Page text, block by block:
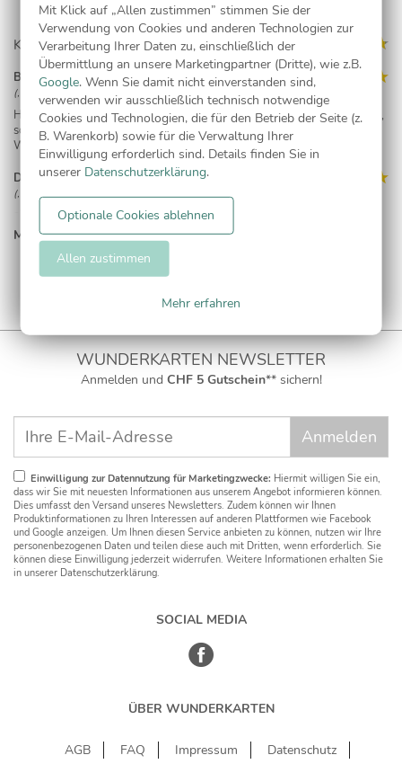
Kundenmeinungen (20)
Barbara Neuner
(, 20.11.23)
Haben jetzt schon das zweite mal Karten bestellt . Eine super Qualität ,
schnelle Lieferung ! Einfach zu empfehlen !!! Genau nach unseren
Wünschen !
Diana Weber
(, 19.10.23)
einfach tolle Karten | super Auswahl an Karten, einfache Änderungen
beim vorgegeben Text, schnelle Lieferung
Carolin Wagner
(, 19.03.23)
Großartige Auswahl | Die Auswahl ist hervorragend, die Gestaltung
Marco Burkart
Geburtstagskarte 60
Anne Thier
(, 23.12.21)
Gute Hinweise und Tipps! Sehr schnelle Lieferung, 1a Qualität
Ludovico Felice
(, 10.12.21)
Super Produkt! Sehr zufrieden mit der Lieferung
Anonym
(, 21.11.21)
MEHR LESEN...
WUNDERKARTEN NEWSLETTER
Anmelden und CHF 5 Gutschein** sichern!
Einwilligung zur Datennutzung für Marketingzwecke: Hiermit willigen Sie ein,
dass wir Sie mit neuesten Informationen aus unserem Angebot informieren können.
Dies umfasst den Versand unseres Newsletters. Zudem können wir Ihnen
Produktinformationen zu Ihren Interessen auf anderen Plattformen wie Facebook
und Google anzeigen. Um Ihnen diesen Service anbieten zu können, nutzen wir Ihre
personenbezogenen Daten und teilen diese auch mit Dritten, wenn erforderlich. Sie
können diese Einwilligung jederzeit widerrufen. Weitere Informationen erhalten Sie
in unserer Datenschutzerklärung.
SOCIAL MEDIA
ÜBER WUNDERKARTEN
AGB FAQ Impressum Datenschutz
Mit Klick auf „Allen zustimmen” stimmen Sie der
Verwendung von Cookies und anderen Technologien zur
Verarbeitung Ihrer Daten zu, einschließlich der
Übermittlung an unsere Marketingpartner (Dritte), wie z.B.
Google. Wenn Sie damit nicht einverstanden sind,
verwenden wir ausschließlich technisch notwendige
Cookies und Technologien, die für den Betrieb der Seite (z.
B. Warenkorb) sowie für die Verwaltung Ihrer
Einwilligung erforderlich sind. Details finden Sie in
unserer Datenschutzerklärung.
Mehr erfahren
Optionale Cookies ablehnen
Allen zustimmen